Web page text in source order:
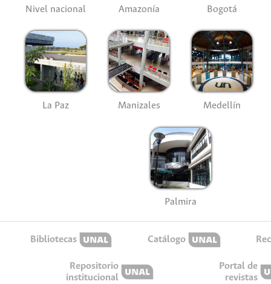
Nivel nacional Amazonía Bogotá
La Paz Manizales Medellín
Palmira
Bibliotecas Catálogo
Repositorio
institucional
Portal de
revistas